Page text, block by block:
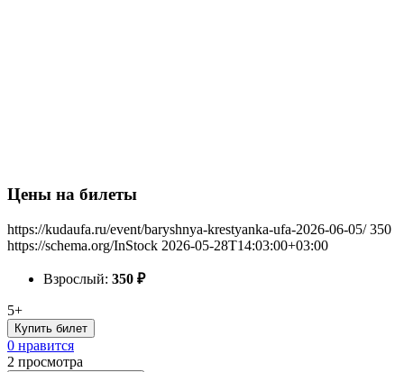
Цены на билеты
https://kudaufa.ru/event/baryshnya-krestyanka-ufa-2026-06-05/ 350
https://schema.org/InStock 2026-05-28T14:03:00+03:00
Взрослый: 350 ₽
5+
Купить билет
0 нравится
2 просмотра